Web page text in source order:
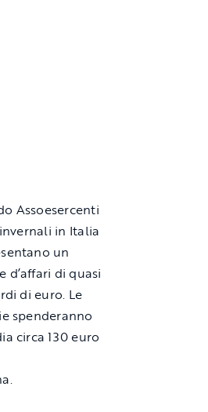
Assoesercenti
in Italia
un
d’affari di quasi
di euro. Le
spenderanno
circa 130 euro